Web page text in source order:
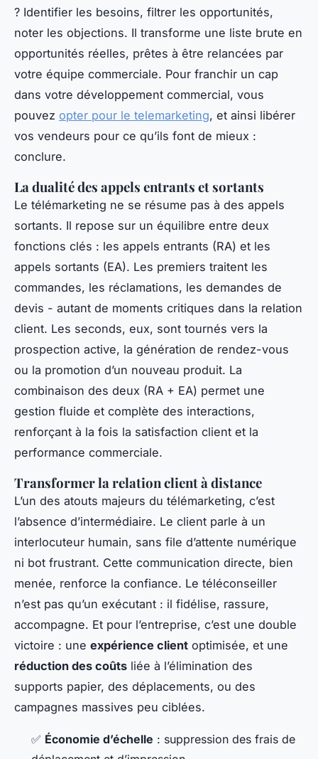
? Identifier les besoins, filtrer les opportunités,
noter les objections. Il transforme une liste brute en
opportunités réelles, prêtes à être relancées par
votre équipe commerciale. Pour franchir un cap
dans votre développement commercial, vous
pouvez opter pour le telemarketing, et ainsi libérer
vos vendeurs pour ce qu’ils font de mieux :
conclure.
La dualité des appels entrants et sortants
Le télémarketing ne se résume pas à des appels
sortants. Il repose sur un équilibre entre deux
fonctions clés : les appels entrants (RA) et les
appels sortants (EA). Les premiers traitent les
commandes, les réclamations, les demandes de
devis - autant de moments critiques dans la relation
client. Les seconds, eux, sont tournés vers la
prospection active, la génération de rendez-vous
ou la promotion d’un nouveau produit. La
combinaison des deux (RA + EA) permet une
gestion fluide et complète des interactions,
renforçant à la fois la satisfaction client et la
performance commerciale.
Transformer la relation client à distance
L’un des atouts majeurs du télémarketing, c’est
l’absence d’intermédiaire. Le client parle à un
interlocuteur humain, sans file d’attente numérique
ni bot frustrant. Cette communication directe, bien
menée, renforce la confiance. Le téléconseiller
n’est pas qu’un exécutant : il fidélise, rassure,
accompagne. Et pour l’entreprise, c’est une double
victoire : une expérience client optimisée, et une
réduction des coûts liée à l’élimination des
supports papier, des déplacements, ou des
campagnes massives peu ciblées.
✅ Économie d’échelle : suppression des frais de